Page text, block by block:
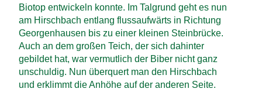
Biotop entwickeln konnte. Im Talgrund geht es nun
am Hirschbach entlang fluss­aufwärts in Richtung
Georgen­hausen bis zu einer kleinen Steinbrücke.
Auch an dem großen Teich, der sich dahinter
gebildet hat, war vermutlich der Biber nicht ganz
unschuldig. Nun überquert man den Hirschbach
und erklimmt die Anhöhe auf der anderen Seite.